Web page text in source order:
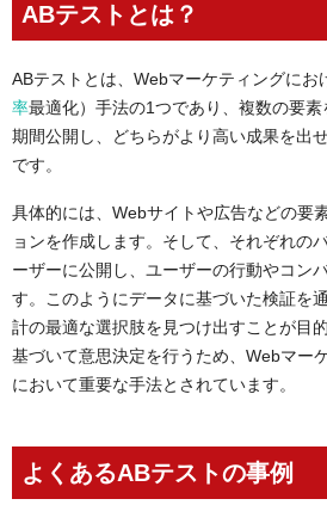
ABテストとは？
ABテストとは、Webマーケティングにお
率最適化）手法の1つであり、複数の要
期間公開し、どちらがより高い成果を出
です。
具体的には、Webサイトや広告などの要
ョンを作成します。そして、それぞれの
ーザーに公開し、ユーザーの行動やコン
す。このようにデータに基づいた検証を
計の最適な選択肢を見つけ出すことが目
基づいて意思決定を行うため、Webマー
において重要な手法とされています。
よくあるABテストの事例